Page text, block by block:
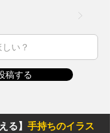
稿する
る】 手持ちのイラス